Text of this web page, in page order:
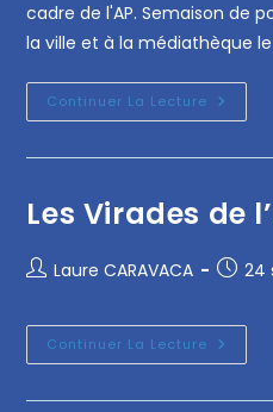
cadre de l'AP. Semaison de
la ville et à la médiathèque le
Continuer La Lecture
Les Virades de
Laure CARAVACA 24
Continuer La Lecture